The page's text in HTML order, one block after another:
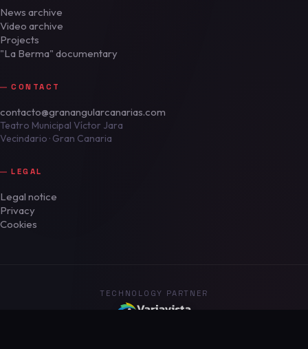
News archive
Video archive
Projects
"La Berma" documentary
CONTACT
contacto@granangularcanarias.com
Teatro Municipal Víctor Jara
Vecindario · Gran Canaria
LEGAL
Legal notice
Privacy
Cookies
TECHNOLOGY PARTNER